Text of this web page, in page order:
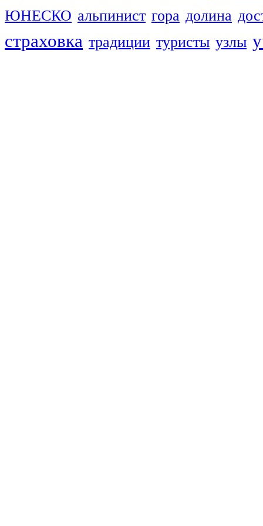
ЮНЕСКО альпинист гора долина
страховка традиции туристы узлы